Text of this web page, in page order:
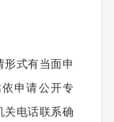
式有当面申
申请公开专
关电话联系确